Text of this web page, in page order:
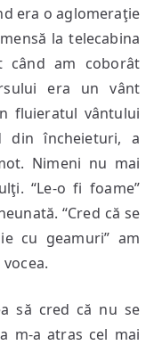
era o aglomeraţie
la telecabina
când am coborât
era un vânt
fluieratul vântului
din încheieturi, a
Nimeni nu mai
“Le-o fi foame”
“Cred că se
cu geamuri” am
să cred că nu se
m-a atras cel mai